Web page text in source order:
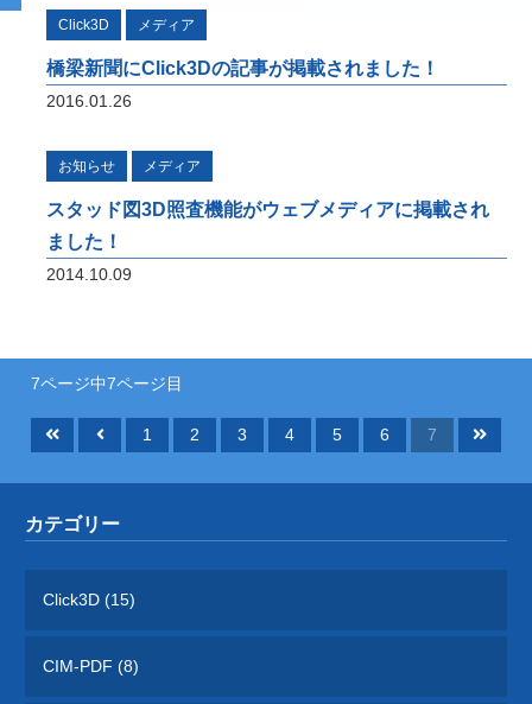
橋梁CIMシステムのコレクションシリーズ
用途別にまとめたお得なセットパッケージ
ICTサービス
計照査、重心計算、施工シミュレーション、
作成、曲面展開図作成
研究開発
将来の橋梁建設システムの生産性向上に貢献
すべく、3Dモデルを中心とした研究開発に
Click3D メディア
橋梁新聞にClick3Dの記事が掲載されました！
2016.01.26
お知らせ メディア
スタッド図3D照査機能がウェブメディアに掲載され
ました！
2014.10.09
7ページ中7ページ目
1 2 3 4 5 6 7
カテゴリー
Click3D (15)
CIM-PDF (8)